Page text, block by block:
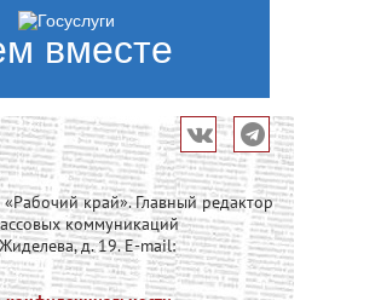
вместе
край». Главный редактор
коммуникаций
д. 19. E-mail: